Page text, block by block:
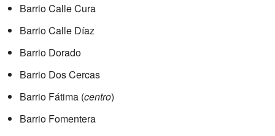
Barrio Calle Cura
Barrio Calle Díaz
Barrio Dorado
Barrio Dos Cercas
Barrio Fátima (centro)
Barrio Fomentera